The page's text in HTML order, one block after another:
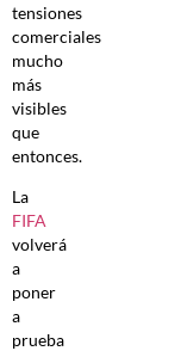
tensiones
comerciales
mucho
más
visibles
que
entonces.
La
FIFA
volverá
a
poner
a
prueba